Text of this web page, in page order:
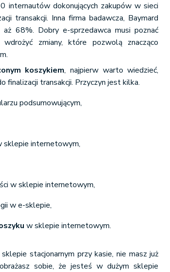
internautów dokonujących zakupów w sieci
transakcji. Inna firma badawcza, Baymard
68%. Dobry e-sprzedawca musi poznać
zmiany, które pozwolą znacząco
koszykiem, najpierw warto wiedzieć,
finalizacji transakcji. Przyczyn jest kilka.
podsumowującym,
sklepie internetowym,
w sklepie internetowym,
w e-sklepie,
w sklepie internetowym.
stacjonarnym przy kasie, nie masz już
sobie, że jesteś w dużym sklepie